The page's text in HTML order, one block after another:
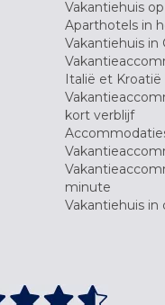
Vakantiehuis
Aparthotels in
Vakantiehuis in
Italië et Kroatië
kort verblijf
minute
Vakantiehuis in